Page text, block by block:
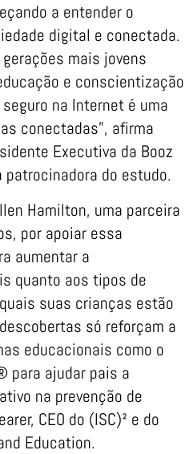
a entender o
digital e conectada.
mais jovens
e conscientização
na Internet é uma
conectadas”, afirma
Executiva da Booz
do estudo.
Hamilton, uma parceira
por apoiar essa
aumentar a
quanto aos tipos de
suas crianças estão
só reforçam a
educacionais como o
para ajudar pais a
na prevenção de
CEO do (ISC)² e do
Education.